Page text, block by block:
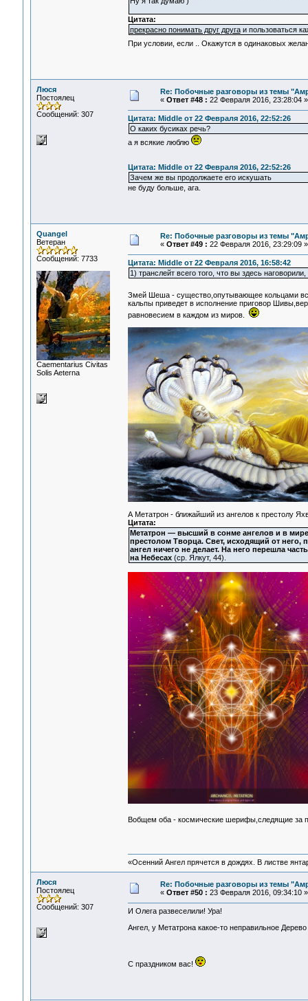
Цитата:
прекрасно понимать друг другаи пользоваться
При условии, если .. Окажутся в одинаковых
Люся
Постоялец
Сообщений: 307
Re: Побочные разговоры из темы
« Ответ #48 : 22 Февраля 2016, 23:28:04 »
Цитата: Middle от 22 Февраля 2016, 22:52:26
О каких бусиках речь?
а я всякие люблю
Цитата: Middle от 22 Февраля 2016, 22:52:26
Зачем же вы продолжаете его искушать
не буду больше, ага.
Quangel
Ветеран
Сообщений: 7733
Сaementarius Civitas
Solis Aeterna
Re: Побочные разговоры из темы
« Ответ #49 : 22 Февраля 2016, 23:29:09 »
Цитата: Middle от 22 Февраля 2016, 16:58:42
1) транслейт всего того, что вы здесь
Змей Шеша - существо,опутывающее кольцами
кальпы приведет в исполнение приговор
равновесием в каждом из миров.
А Метатрон - ближайший из ангелов к престолу
Цитата:
Метатрон — высший в сонме ангелов и в
престолом Творца. Свет, исходящий от него,
ангел ничего не делает. На него перешла
на Небесах(ср. Ялкут, 44).
Вобщем оба - космические шерифы,следящие за
«Осенний Ангел прячется в дождях. В листве
Люся
Постоялец
Сообщений: 307
Re: Побочные разговоры из темы
« Ответ #50 : 23 Февраля 2016, 09:34:10 »
И Олега развеселили! Ура!
Ангел, у Метатрона какое-то неправильное
С праздником вас!